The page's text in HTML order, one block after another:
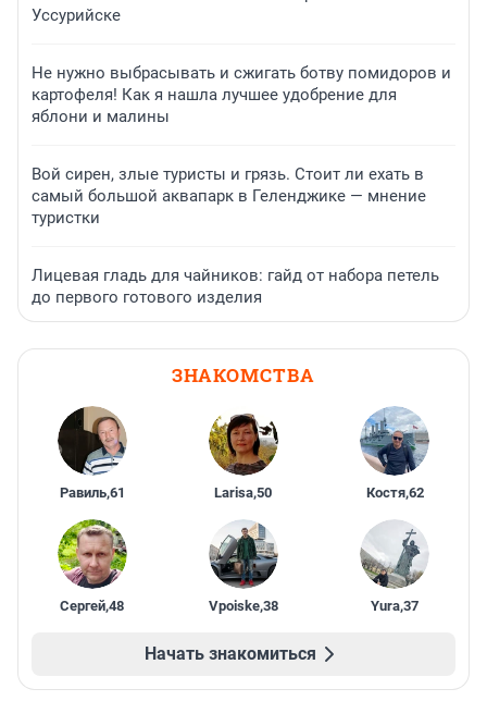
Уссурийске
Не нужно выбрасывать и сжигать ботву помидоров и
картофеля! Как я нашла лучшее удобрение для
яблони и малины
Вой сирен, злые туристы и грязь. Стоит ли ехать в
самый большой аквапарк в Геленджике — мнение
туристки
Лицевая гладь для чайников: гайд от набора петель
до первого готового изделия
ЗНАКОМСТВА
Равиль,61 Larisa,50 Костя,62
Сергей,48 Vpoiske,38 Yura,37
Начать знакомиться